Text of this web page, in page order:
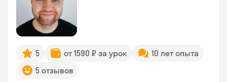
5 от 1590 ₽ за урок
10 лет опыта
5 отзывов